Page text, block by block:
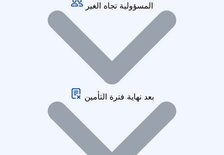
المسؤولية تجاه الغير
بعد نهاية فترة التأمين